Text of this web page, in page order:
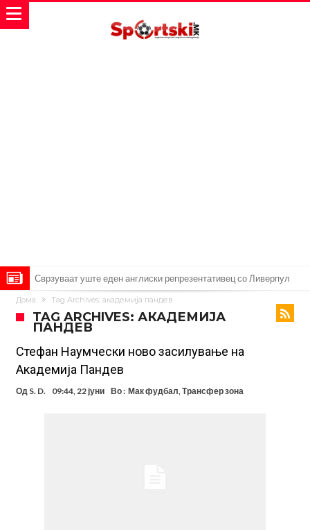
Замена за Влаховиќ: Напаѓачот на Манчестер доаѓа во Јувентус!
УЕФА повторно се заканува со бојкот на турнирите на ФИФА
поради Инфантино
Мурињо бесен поради одлуката на Реал: Протекоа детали од
разговорот што го потресе Мадрид!
Трансфер бомба во најва – Ливерпул сака да се засили од Реал
Мадрид!
Карагер ги изненади сите со својата прогноза: “Тие ќе ја освојат
Премиер лигата, а причината е едноставна”
Родри ги отвори вратите за трансфер во Барселона, Реал Мадрид
Дома Tag Archives: академија пандев
TAG ARCHIVES: АКАДЕМИЈА
ПАНДЕВ
Стефан Наумчески ново засилување на
Академија Пандев
Од S. D. 09:44, 22 јуни Во : Мак фудбал Трансфер зона